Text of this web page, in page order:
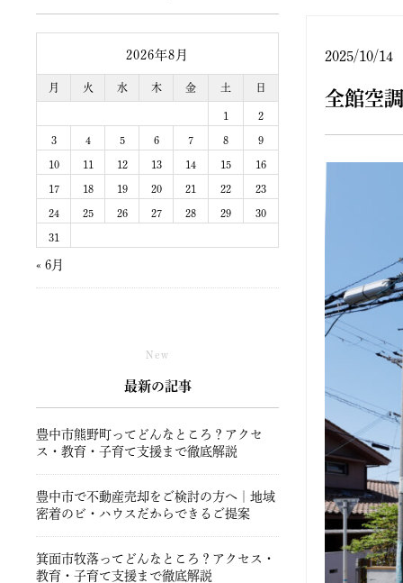
2025/10/14
全館空
2026年8月
月 火 水 木 金 土 日
1 2
3 4 5 6 7 8 9
10 11 12 13 14 15 16
17 18 19 20 21 22 23
24 25 26 27 28 29 30
31
« 6月
New
最新の記事
豊中市熊野町ってどんなところ？アクセ
ス・教育・子育て支援まで徹底解説
豊中市で不動産売却をご検討の方へ｜地域
密着のビ・ハウスだからできるご提案
箕面市牧落ってどんなところ？アクセス・
教育・子育て支援まで徹底解説